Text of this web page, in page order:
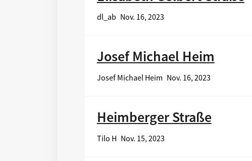
dl_ab Nov. 16, 2023
Josef Michael Heim
Josef Michael Heim Nov. 16, 2023
Heimberger Straße
Tilo H Nov. 15, 2023